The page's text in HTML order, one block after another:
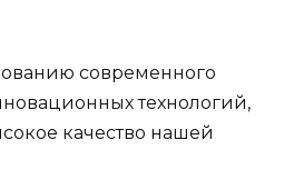
современного
технологий,
качество нашей